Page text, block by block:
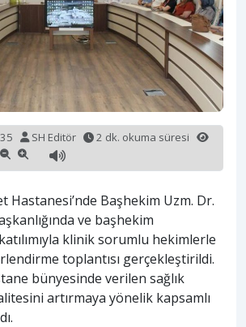
SH Editör
2 dk. okuma süresi
Hastanesi’nde Başhekim Uzm. Dr.
ve başhekim
katılımıyla klinik sorumlu hekimlerle
toplantısı gerçekleştirildi.
bünyesinde verilen sağlık
artırmaya yönelik kapsamlı